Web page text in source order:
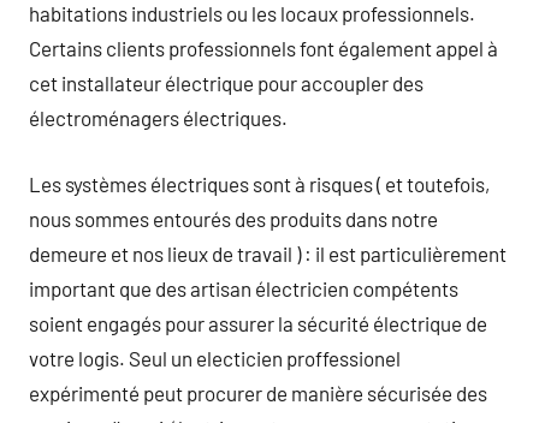
habitations industriels ou les locaux professionnels.
Certains clients professionnels font également appel à
cet installateur électrique pour accoupler des
électroménagers électriques.
Les systèmes électriques sont à risques ( et toutefois,
nous sommes entourés des produits dans notre
demeure et nos lieux de travail ) : il est particulièrement
important que des artisan électricien compétents
soient engagés pour assurer la sécurité électrique de
votre logis. Seul un electicien proffessionel
expérimenté peut procurer de manière sécurisée des